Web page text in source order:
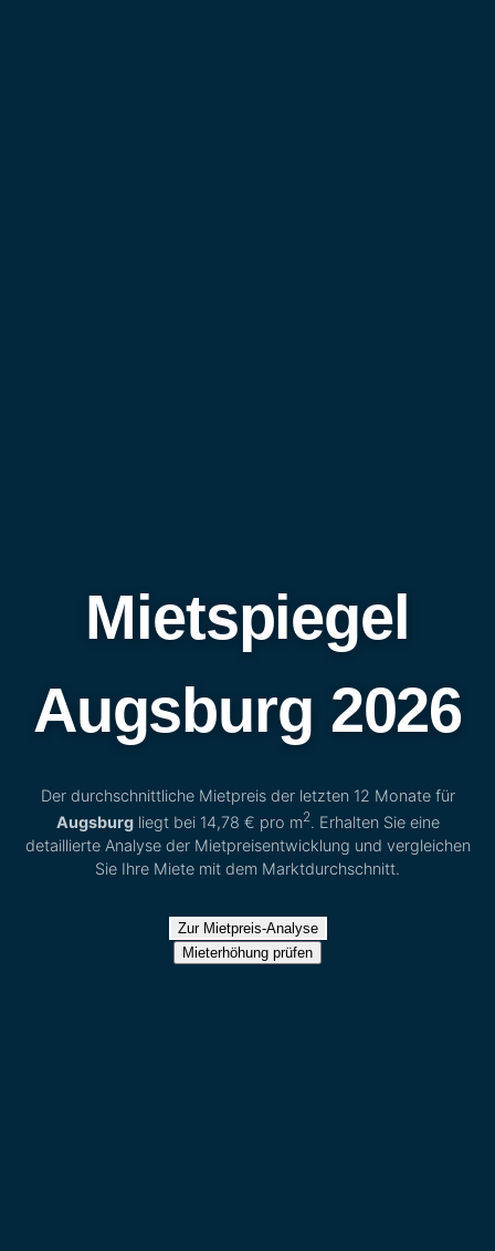
Mietspiegel
Augsburg 2026
Der durchschnittliche Mietpreis der letzten 12 Monate für
Augsburgliegt bei 14,78 € pro m2. Erhalten Sie eine
detaillierte Analyse der Mietpreisentwicklung und vergleichen
Sie Ihre Miete mit dem Marktdurchschnitt.
Zur Mietpreis-Analyse
Mieterhöhung prüfen